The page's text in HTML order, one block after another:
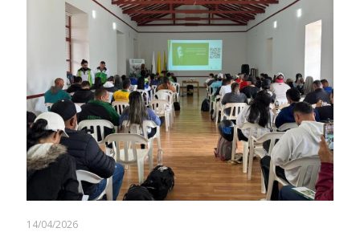
14/04/2026